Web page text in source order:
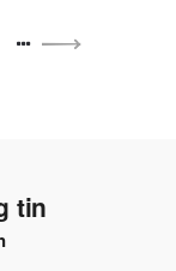
tin